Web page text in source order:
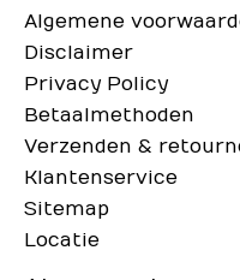
Algemene
Disclaimer
Privacy Policy
Betaalmethoden
Verzenden &
Klantenservice
Sitemap
Locatie